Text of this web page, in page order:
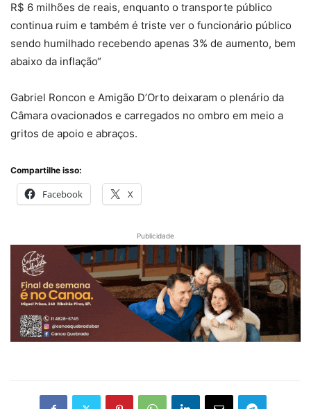
R$ 6 milhões de reais, enquanto o transporte público
continua ruim e também é triste ver o funcionário público
sendo humilhado recebendo apenas 3% de aumento, bem
abaixo da inflação“
Gabriel Roncon e Amigão D’Orto deixaram o plenário da
Câmara ovacionados e carregados no ombro em meio a
gritos de apoio e abraços.
Compartilhe isso:
Facebook X
Publicidade